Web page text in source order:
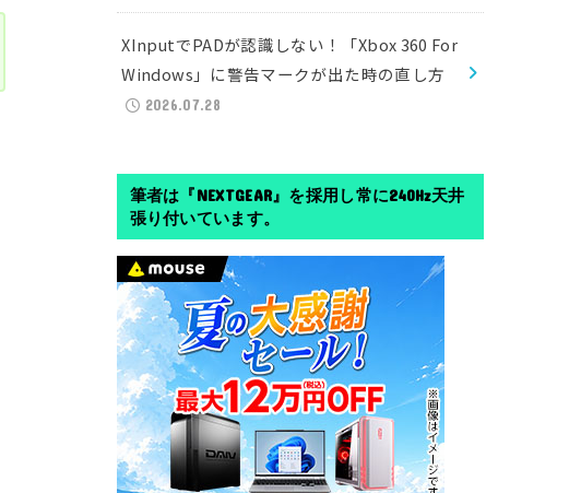
XInputでPADが認識しない！「Xbox 360 For
Windows」に警告マークが出た時の直し方
2026.07.28
筆者は『NEXTGEAR』を採用し常に240Hz天井
張り付いています。